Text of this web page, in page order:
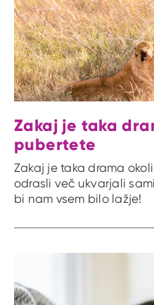
Zakaj je taka
pubertete
Zakaj je taka drama
odrasli več ukvarjali
bi nam vsem bilo lažje!